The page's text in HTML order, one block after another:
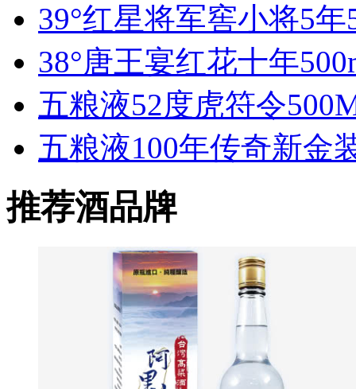
39°红星将军窖小将5年
38°唐王宴红花十年
五粮液52度虎符令
五粮液100年传奇新金
推荐酒品牌